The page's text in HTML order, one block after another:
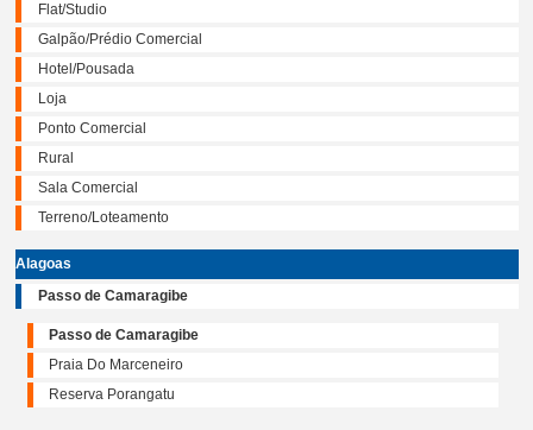
Flat/Studio
Galpão/Prédio Comercial
Hotel/Pousada
Loja
Ponto Comercial
Rural
Sala Comercial
Terreno/Loteamento
Alagoas
Passo de Camaragibe
Passo de Camaragibe
Praia Do Marceneiro
Reserva Porangatu